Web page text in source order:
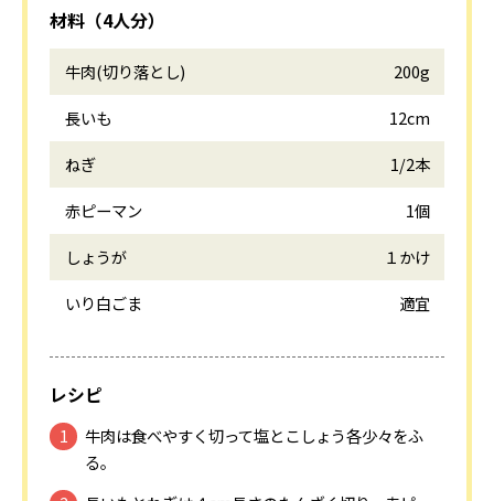
材料（4人分）
牛肉(切り落とし)
200g
長いも
12cm
ねぎ
1/2本
赤ピーマン
1個
しょうが
１かけ
いり白ごま
適宜
レシピ
牛肉は食べやすく切って塩とこしょう各少々をふ
る。